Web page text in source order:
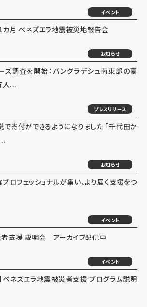
イベント
月 ベネズエラ地震被災地報告会
お知らせ
ズ調査を開始：バングラデシュ南東部の豪
人...
プレスリリース
で寄付ができるようになりました 「千代田か
お知らせ
プロフェッショナルが集い、より届く支援をつ
イベント
者支援 説明会 アーカイブ配信中
イベント
ベネズエラ地震被災者支援 プログラム説明